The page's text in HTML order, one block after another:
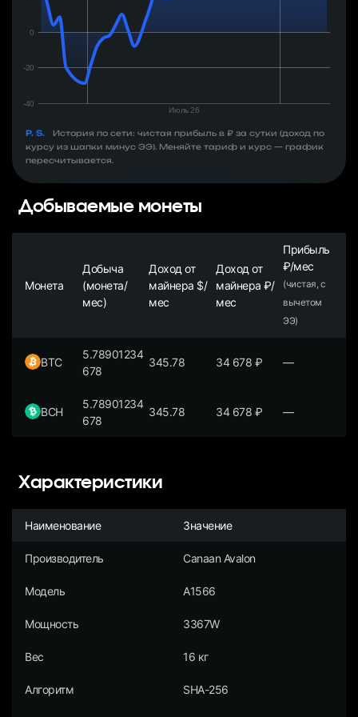
P. S.
История по сети: чистая прибыль в ₽ за сутки (доход по
курсу из шапки минус ЭЭ). Меняйте тариф и курс — график
пересчитывается.
Добываемые монеты
Монета
Добыча
(монета/
мес)
Доход от
майнера $/
мес
Доход от
майнера ₽/
мес
Прибыль
₽/мес
(чистая, с
вычетом
ЭЭ)
BTC
5.78901234
678
345.78 34 678 ₽ —
BCH
5.78901234
678
345.78 34 678 ₽ —
Характеристики
Наименование Значение
Производитель Canaan Avalon
Модель A1566
Мощность 3367W
Вес 16 кг
Алгоритм SHA-256